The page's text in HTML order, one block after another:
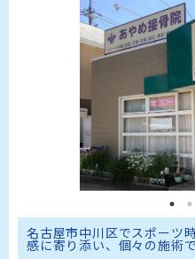
名古屋市中川区でスポーツ
感に寄り添い、個々の施術